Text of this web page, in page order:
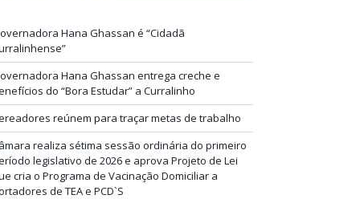
Hana Ghassan é “Cidadã
Hana Ghassan entrega creche e
do “Bora Estudar” a Curralinho
reúnem para traçar metas de trabalho
realiza sétima sessão ordinária do primeiro
legislativo de 2026 e aprova Projeto de Lei
cria o Programa de Vacinação Domiciliar a
de TEA e PCD`S